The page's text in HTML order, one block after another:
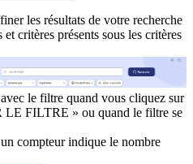
les résultats de votre recherche
critères présents sous les critères
le filtre quand vous cliquez sur
FILTRE » ou quand le filtre se
compteur indique le nombre